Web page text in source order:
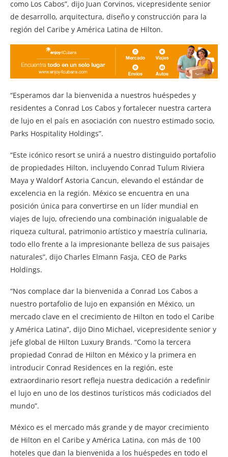
como Los Cabos”, dijo Juan Corvinos, vicepresidente senior
de desarrollo, arquitectura, diseño y construcción para la
región del Caribe y América Latina de Hilton.
“Esperamos dar la bienvenida a nuestros huéspedes y
residentes a Conrad Los Cabos y fortalecer nuestra cartera
de lujo en el país en asociación con nuestro estimado socio,
Parks Hospitality Holdings”.
“Este icónico resort se unirá a nuestro distinguido portafolio
de propiedades Hilton, incluyendo Conrad Tulum Riviera
Maya y Waldorf Astoria Cancun, elevando el estándar de
excelencia en la región. México se encuentra en una
posición única para convertirse en un líder mundial en
viajes de lujo, ofreciendo una combinación inigualable de
riqueza cultural, patrimonio artístico y maestría culinaria,
todo ello frente a la impresionante belleza de sus paisajes
naturales”, dijo Charles Elmann Fasja, CEO de Parks
Holdings.
“Nos complace dar la bienvenida a Conrad Los Cabos a
nuestro portafolio de lujo en expansión en México, un
mercado clave en el crecimiento de Hilton en todo el Caribe
y América Latina”, dijo Dino Michael, vicepresidente senior y
jefe global de Hilton Luxury Brands. “Como la tercera
propiedad Conrad de Hilton en México y la primera en
introducir Conrad Residences en la región, este
extraordinario resort refleja nuestra dedicación a redefinir
el lujo en uno de los destinos turísticos más codiciados del
mundo”.
México es el mercado más grande y de mayor crecimiento
de Hilton en el Caribe y América Latina, con más de 100
hoteles que dan la bienvenida a los huéspedes en todo el